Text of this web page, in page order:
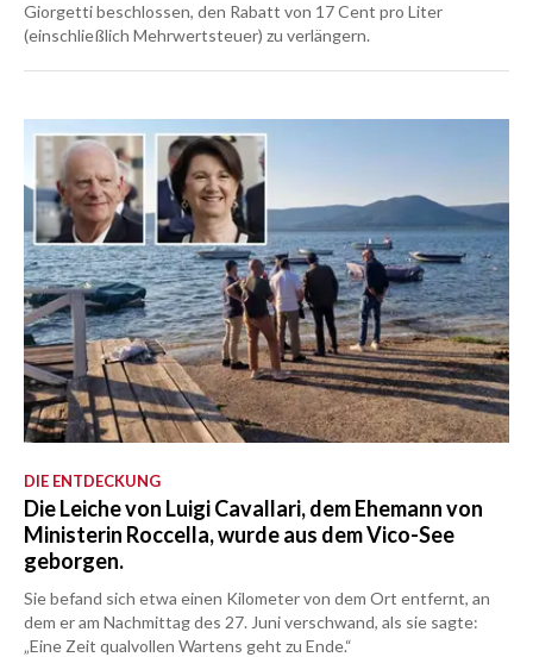
Giorgetti beschlossen, den Rabatt von 17 Cent pro Liter
(einschließlich Mehrwertsteuer) zu verlängern.
DIE ENTDECKUNG
Die Leiche von Luigi Cavallari, dem Ehemann von
Ministerin Roccella, wurde aus dem Vico-See
geborgen.
Sie befand sich etwa einen Kilometer von dem Ort entfernt, an
dem er am Nachmittag des 27. Juni verschwand, als sie sagte:
„Eine Zeit qualvollen Wartens geht zu Ende.“